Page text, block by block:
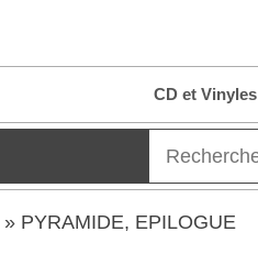
CD et Vinyles
» PYRAMIDE, EPILOGUE